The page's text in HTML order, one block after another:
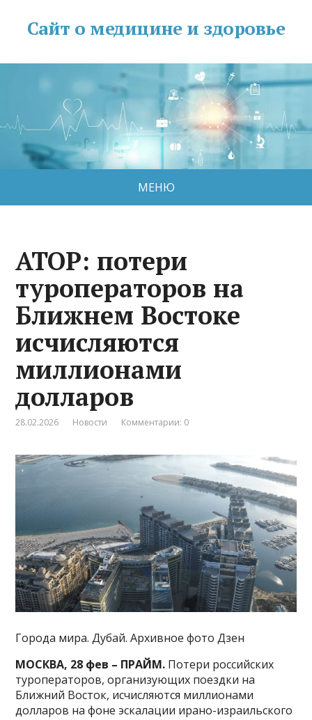
Сайт о медицине и здоровье
МЕНЮ
АТОР: потери
туроператоров на
Ближнем Востоке
исчисляются
миллионами
долларов
28.02.2026 Новости Комментарии: 0
Города мира. Дубай. Архивное фото Дзен
МОСКВА, 28 фев – ПРАЙМ. Потери российских
туроператоров, организующих поездки на
Ближний Восток, исчисляются миллионами
долларов на фоне эскалации ирано-израильского